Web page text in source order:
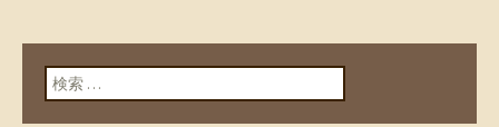
検索: